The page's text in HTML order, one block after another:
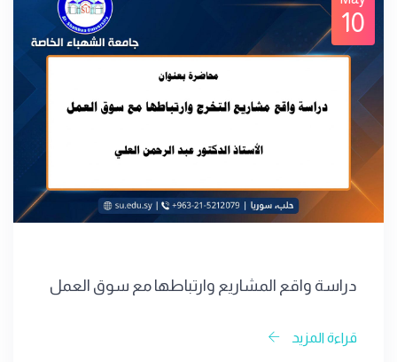
10
دراسة واقع المشاريع وارتباطها مع سوق العمل
قراءة المزيد